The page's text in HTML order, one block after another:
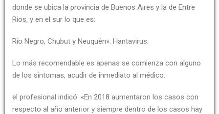
donde se ubica la provincia de Buenos Aires y la de Entre
Ríos, y en el sur lo que es:
Río Negro, Chubut y Neuquén». Hantavirus.
Lo más recomendable es apenas se comienza con alguno
de los síntomas, acudir de inmediato al médico.
el profesional indicó: «En 2018 aumentaron los casos con
respecto al año anterior y siempre dentro de los casos hay